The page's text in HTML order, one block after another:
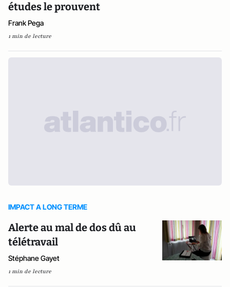
études le prouvent
Frank Pega
1 min de lecture
IMPACT A LONG TERME
Alerte au mal de dos dû au
télétravail
Stéphane Gayet
1 min de lecture